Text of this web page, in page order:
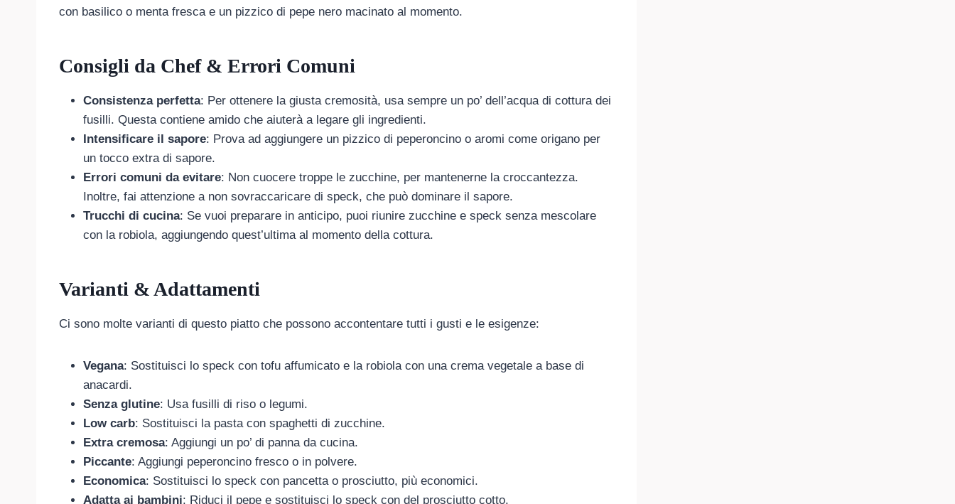
con basilico o menta fresca e un pizzico di pepe nero macinato al momento.
Consigli da Chef & Errori Comuni
Consistenza perfetta: Per ottenere la giusta cremosità, usa sempre un po’ dell’acqua di cottura dei
fusilli. Questa contiene amido che aiuterà a legare gli ingredienti.
Intensificare il sapore: Prova ad aggiungere un pizzico di peperoncino o aromi come origano per
un tocco extra di sapore.
Errori comuni da evitare: Non cuocere troppe le zucchine, per mantenerne la croccantezza.
Inoltre, fai attenzione a non sovraccaricare di speck, che può dominare il sapore.
Trucchi di cucina: Se vuoi preparare in anticipo, puoi riunire zucchine e speck senza mescolare
con la robiola, aggiungendo quest’ultima al momento della cottura.
Varianti & Adattamenti
Ci sono molte varianti di questo piatto che possono accontentare tutti i gusti e le esigenze:
Vegana: Sostituisci lo speck con tofu affumicato e la robiola con una crema vegetale a base di
anacardi.
Senza glutine: Usa fusilli di riso o legumi.
Low carb: Sostituisci la pasta con spaghetti di zucchine.
Extra cremosa: Aggiungi un po’ di panna da cucina.
Piccante: Aggiungi peperoncino fresco o in polvere.
Economica: Sostituisci lo speck con pancetta o prosciutto, più economici.
Adatta ai bambini: Riduci il pepe e sostituisci lo speck con del prosciutto cotto.